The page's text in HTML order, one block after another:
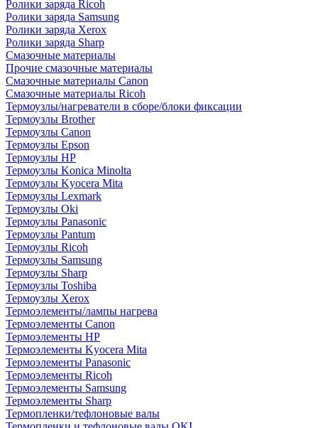
Ролики заряда Ricoh
Ролики заряда Samsung
Ролики заряда Xerox
Ролики заряда Sharp
Смазочные материалы
Прочие смазочные материалы
Смазочные материалы Canon
Смазочные материалы Ricoh
Термоузлы/нагреватели в сборе/блоки фиксации
Термоузлы Brother
Термоузлы Canon
Термоузлы Epson
Термоузлы HP
Термоузлы Konica Minolta
Термоузлы Kyocera Mita
Термоузлы Lexmark
Термоузлы Oki
Термоузлы Panasonic
Термоузлы Pantum
Термоузлы Ricoh
Термоузлы Samsung
Термоузлы Sharp
Термоузлы Toshiba
Термоузлы Xerox
Термоэлементы/лампы нагрева
Термоэлементы Canon
Термоэлементы HP
Термоэлементы Kyocera Mita
Термоэлементы Panasonic
Термоэлементы Ricoh
Термоэлементы Samsung
Термоэлементы Sharp
Термопленки/тефлоновые валы